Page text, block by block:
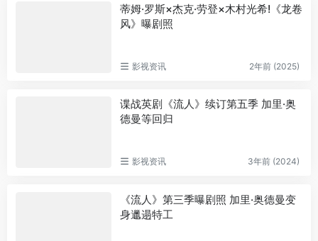
蒂姆·罗斯×杰克·劳登×木村光希!《龙卷
风》曝剧照
影视资讯 2年前 (2025)
谍战英剧《流人》续订第五季 加里·奥
德曼等回归
影视资讯 3年前 (2024)
《流人》第三季曝剧照 加里·奥德曼变
身邋遢特工